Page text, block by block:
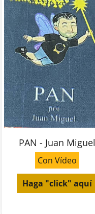
PAN - Juan Miguel
Con Vídeo
Haga "click" aquí